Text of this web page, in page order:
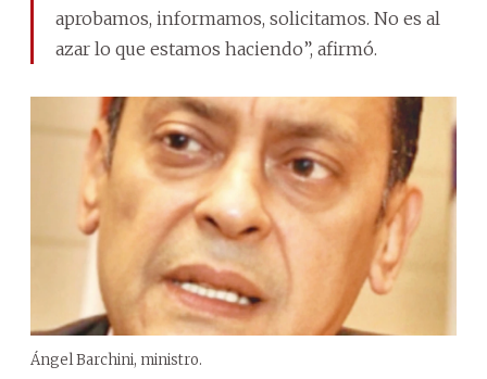
aprobamos, informamos, solicitamos. No es al
azar lo que estamos haciendo”, afirmó.
Ángel Barchini, ministro.